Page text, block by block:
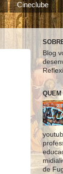
Cineclube
Blog
de